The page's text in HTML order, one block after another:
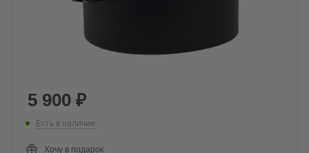
5 900 ₽
Есть в наличии
Хочу в подарок